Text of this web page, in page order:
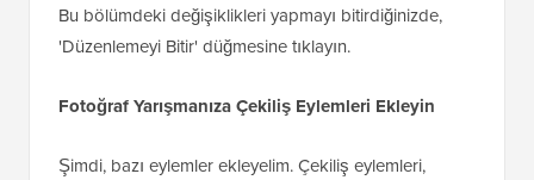
Bu bölümdeki değişiklikleri yapmayı bitirdiğinizde,
'Düzenlemeyi Bitir' düğmesine tıklayın.
Fotoğraf Yarışmanıza Çekiliş Eylemleri Ekleyin
Şimdi, bazı eylemler ekleyelim. Çekiliş eylemleri,